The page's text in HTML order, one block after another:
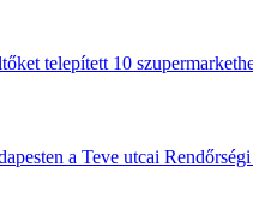
telepített 10
a Teve utcai